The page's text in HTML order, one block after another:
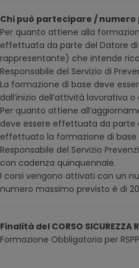
Chi può partecipare /
Per quanto attiene alla
effettuata da parte del Datore
rappresentante) che intende
Responsabile del Servizio di
La formazione di base deve
dall’inizio dell’attività lavorativa o
Per quanto attiene
deve essere effettuata da parte
effettuato la formazione di base
Responsabile del Servizio
con cadenza quinquennale.
I corsi vengono attivati con un
numero massimo previsto è di
Finalità del CORSO SICUREZZA
Formazione Obbligatoria per